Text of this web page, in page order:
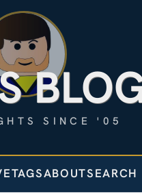
SINCE '05
TAGSABOUTSEARCH